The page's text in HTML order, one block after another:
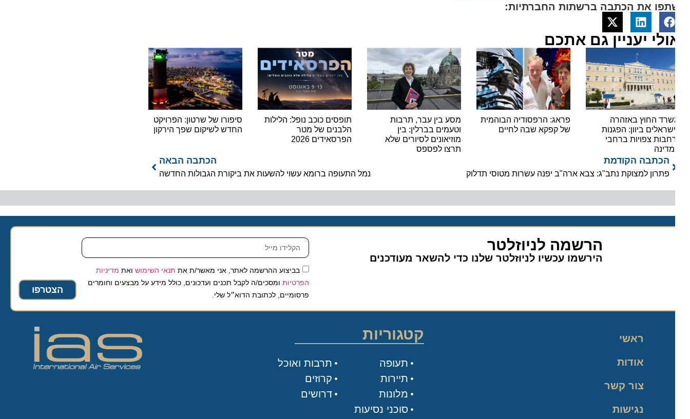
את הכתבה ברשתות החברתיות:
יעניין גם אתכם
החוץ באזהרה
ביוון: הפגנות
צפויות ברחבי
פראג: הרפסודיה הבוהמית
של קפקא שבה לחיים
מסע בין עבר, תרבות
וטעמים בברלין: בין
מוזיאונים לסיורים שלא
תרצו לפספס
תופסים כוכב נופל: הלילות
הלבנים של מטר
הפרסאידים 2026
סיפורו של שרטון: הפרויקט
החדש לשיקום שפך הירקון
הכתבה הקודמת
פתרון למצוקת נתב"ג: צבא ארה"ב יפנה עשרות מטוסי תדלוק
הכתבה הבאה
נמל התעופה ברומא עשוי להשעות את ביקורת הגבולות החדשה
הרשמה לניוזלטר
הירשמו עכשיו לניוזלטר שלנו כדי להשאר מעודכנים
בביצוע ההרשמה לאתר, אני מאשר/ת אתתנאי השימושואת מדיניות
הפרטיותומסכים/ה לקבל תכנים ועדכונים, כולל מידע על מבצעים וחומרים
פרסומיים, לכתובת הדוא״ל שלי.
הצטרפו
ראשי
אודות
צור קשר
נגישות
קטגוריות
תעופה
תיירות
מלונות
סוכני נסיעות
תרבות ואוכל
קרוזים
דרושים